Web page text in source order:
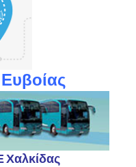
Χαλκίδας